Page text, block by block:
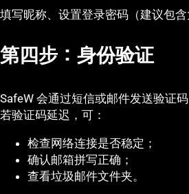
填写昵称、设置登录密码（建议包
第四步：身份验证
SafeW 会通过短信或邮件发送验证
若验证码延迟，可：
检查网络连接是否稳定；
确认邮箱拼写正确；
查看垃圾邮件文件夹。